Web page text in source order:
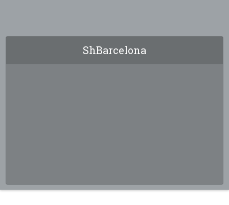
ShBarcelona